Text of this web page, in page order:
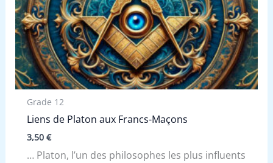
Grade 12
Liens de Platon aux Francs-Maçons
3,50 €
… Platon, l’un des philosophes les plus influents